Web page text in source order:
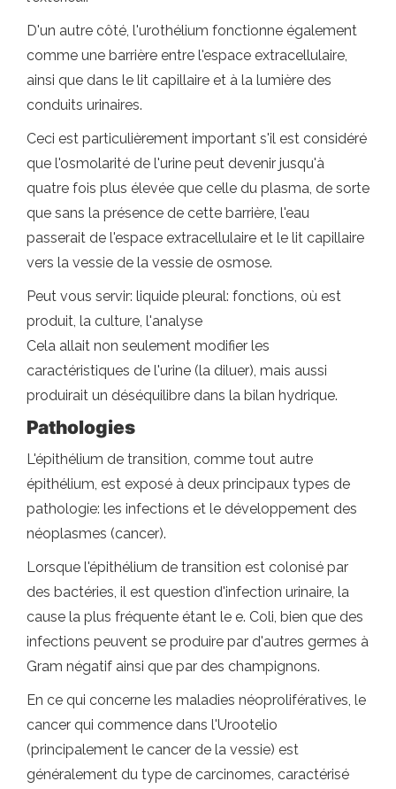
D'un autre côté, l'urothélium fonctionne également
comme une barrière entre l'espace extracellulaire,
ainsi que dans le lit capillaire et à la lumière des
conduits urinaires.
Ceci est particulièrement important s'il est considéré
que l'osmolarité de l'urine peut devenir jusqu'à
quatre fois plus élevée que celle du plasma, de sorte
que sans la présence de cette barrière, l'eau
passerait de l'espace extracellulaire et le lit capillaire
vers la vessie de la vessie de osmose.
Peut vous servir: liquide pleural: fonctions, où est
produit, la culture, l'analyse
Cela allait non seulement modifier les
caractéristiques de l'urine (la diluer), mais aussi
produirait un déséquilibre dans la bilan hydrique.
Pathologies
L'épithélium de transition, comme tout autre
épithélium, est exposé à deux principaux types de
pathologie: les infections et le développement des
néoplasmes (cancer).
Lorsque l'épithélium de transition est colonisé par
des bactéries, il est question d'infection urinaire, la
cause la plus fréquente étant le e. Coli, bien que des
infections peuvent se produire par d'autres germes à
Gram négatif ainsi que par des champignons.
En ce qui concerne les maladies néoprolifératives, le
cancer qui commence dans l'Urootelio
(principalement le cancer de la vessie) est
généralement du type de carcinomes, caractérisé